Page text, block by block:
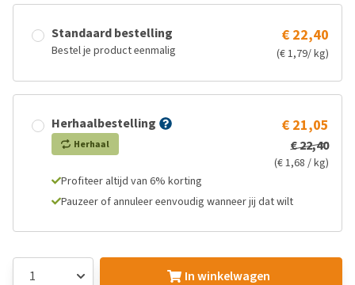
Standaard bestelling
Bestel je product eenmalig
€ 22,40
(€ 1,79/ kg)
Herhaalbestelling
Herhaal
€ 21,05
€ 22,40
(€ 1,68 / kg)
Profiteer altijd van 6% korting
Pauzeer of annuleer eenvoudig wanneer jij dat wilt
In winkelwagen